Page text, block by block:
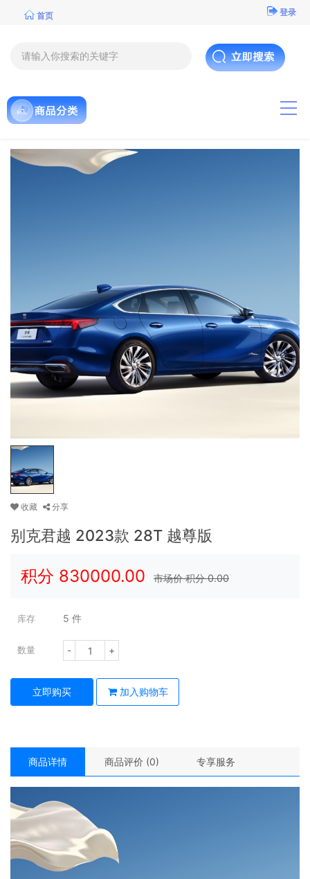
首页 登录
收藏 分享
别克君越 2023款 28T 越尊版
积分 830000.00 市场价 积分0.00
库存 5 件
数量 - +
立即购买 加入购物车
商品详情 商品评价 (0) 专享服务